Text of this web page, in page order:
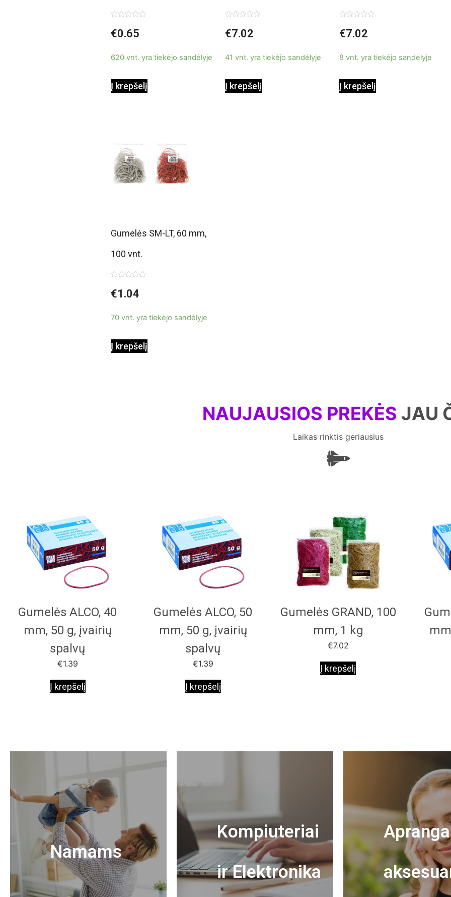
0
iš
€0.65
620 vnt. yra tiekėjo sandėlyje
Į krepšelį
0
iš
€7.02
41 vnt. yra tiekėjo sandėlyje
Į krepšelį
0
iš
€7.02
8 vnt. yra tiekėjo sandėlyje
Į krepšelį
Gumelės SM-LT, 60 mm,
100 vnt.
0
iš
€1.04
70 vnt. yra tiekėjo sandėlyje
Į krepšelį
NAUJAUSIOS PREKĖS JAU
Laikas rinktis geriausius
Gumelės ALCO, 40
mm, 50 g, įvairių
spalvų
€1.39
Į krepšelį
Gumelės ALCO, 50
mm, 50 g, įvairių
spalvų
€1.39
Į krepšelį
Gumelės GRAND, 100
mm, 1 kg
€7.02
Į krepšelį
Namams
Kompiuteriai
ir Elektronika